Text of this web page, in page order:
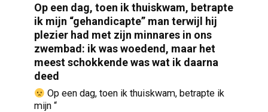
Op een dag, toen ik thuiskwam, betrapte
ik mijn “gehandicapte” man terwijl hij
plezier had met zijn minnares in ons
zwembad: ik was woedend, maar het
meest schokkende was wat ik daarna
deed
Op een dag, toen ik thuiskwam, betrapte ik
mijn “